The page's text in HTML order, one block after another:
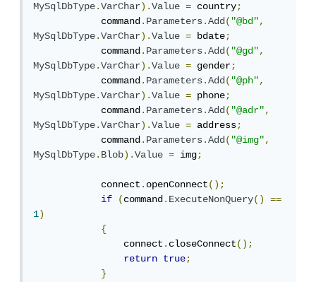
MySqlDbType.VarChar).Value = country;
            command
.Parameters.Add("@bd",
MySqlDbType.VarChar).Value = bdate;
            command
.Parameters.Add("@gd",
MySqlDbType.VarChar).Value = gender;
            command
.Parameters.Add("@ph",
MySqlDbType.VarChar).Value = phone;
            command
.Parameters.Add("@adr",
MySqlDbType.VarChar).Value = address;
            command
.Parameters.Add("@img",
MySqlDbType.Blob).Value = img;
            connect
.openConnect();
if
(command.ExecuteNonQuery()
==
1)
{
                connect
.closeConnect();
return
true;
}